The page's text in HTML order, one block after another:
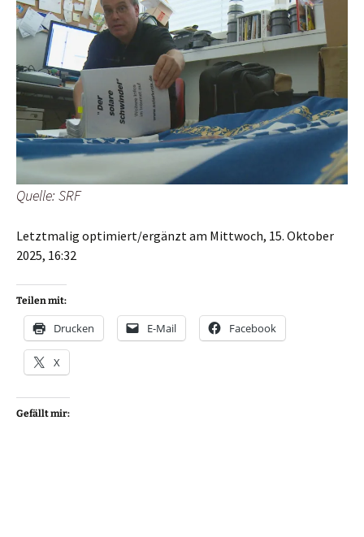
Quelle: SRF
Letztmalig optimiert/ergänzt am Mittwoch, 15. Oktober
2025, 16:32
Teilen mit:
Drucken E-Mail Facebook
X
Gefällt mir: